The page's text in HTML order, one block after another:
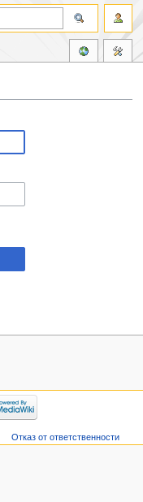
Отказ от ответственности